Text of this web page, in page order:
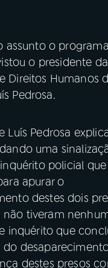
assunto o
o presidente da
Direitos Humanos
Pedrosa.
Luís Pedrosa
uma
policial
apurar o
destes dois
tiveram
inquérito que
do
destes presos